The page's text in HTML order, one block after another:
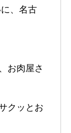
、名古
お肉屋さ
クッとお